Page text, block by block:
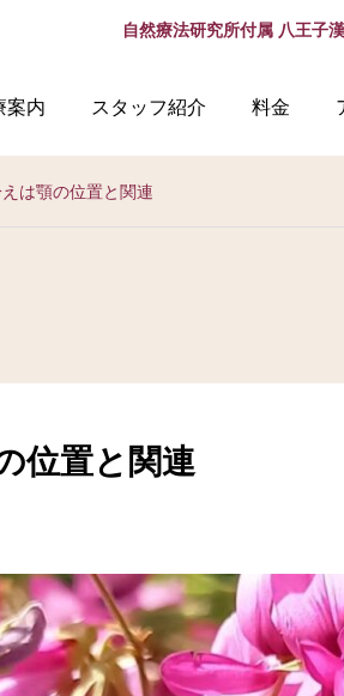
自然療法研究所付属 八王子
案内 スタッフ紹介 料金
えは顎の位置と関連
位置と関連